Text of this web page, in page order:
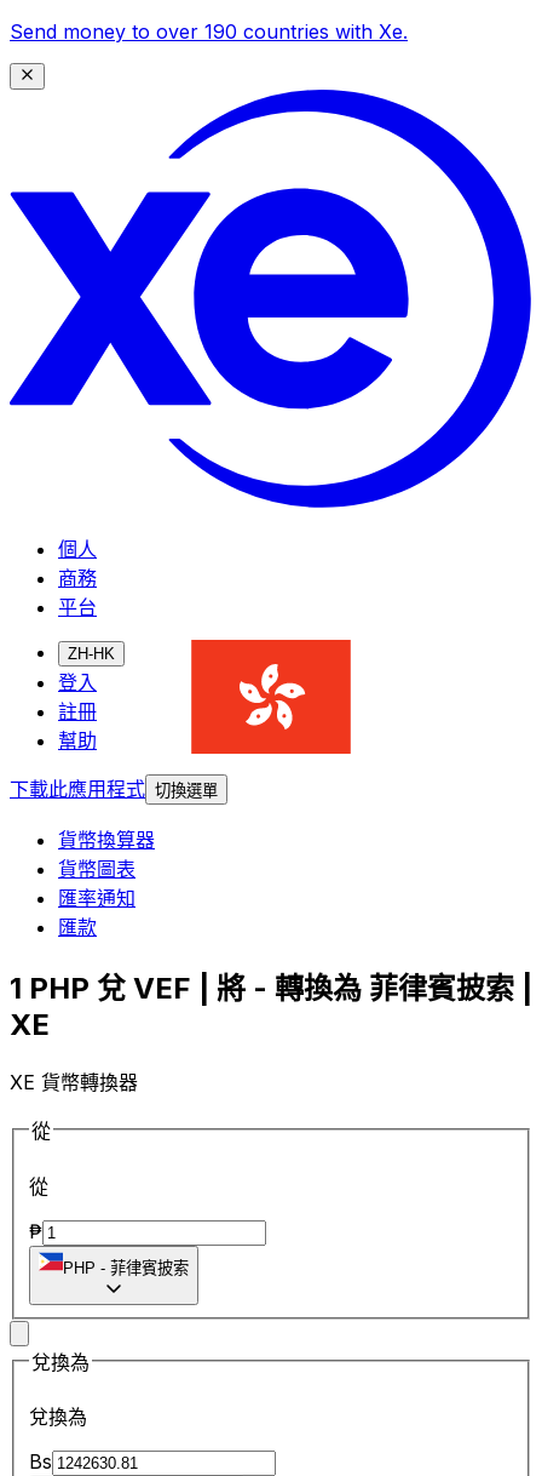
Send money to over 190 countries with Xe.
個人
商務
平台
ZH-HK
登入
註冊
幫助
下載此應用程式 切換選單
貨幣換算器
貨幣圖表
匯率通知
匯款
1 PHP 兌 VEF | 將 - 轉換為 菲律賓披索 |
XE
XE 貨幣轉換器
從
從
₱
PHP - 菲律賓披索
兌換為
兌換為
Bs